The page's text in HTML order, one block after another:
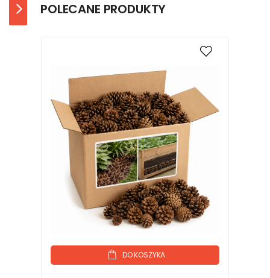
POLECANE PRODUKTY
DO KOSZYKA